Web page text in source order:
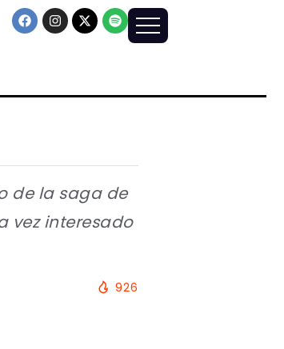
de la saga de
vez interesado
926